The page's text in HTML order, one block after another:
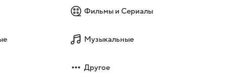
Фильмы и Сериалы
Музыкальные
Другое